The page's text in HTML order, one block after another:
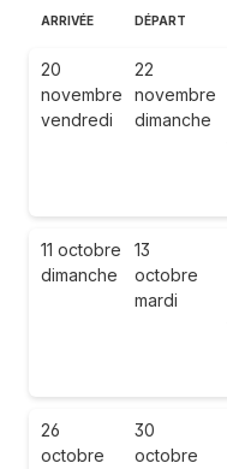
ARRIVÉE DÉPART
20
novembre
vendredi
22
novembre
dimanche
11 octobre
dimanche
13
octobre
mardi
26
octobre
30
octobre